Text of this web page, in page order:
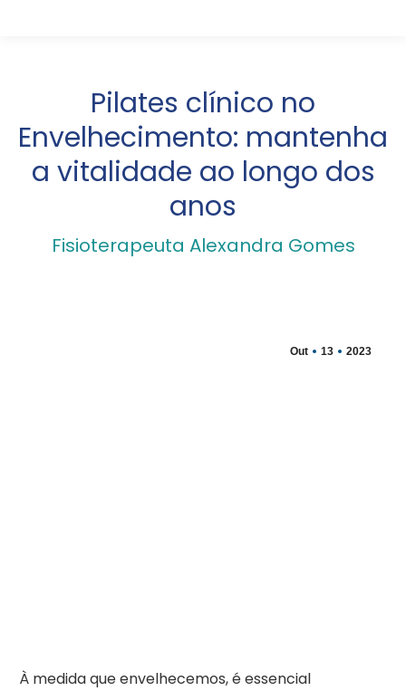
Pilates clínico no
Envelhecimento: mantenha
a vitalidade ao longo dos
anos
Fisioterapeuta Alexandra Gomes
Out 13 2023
À medida que envelhecemos, é essencial